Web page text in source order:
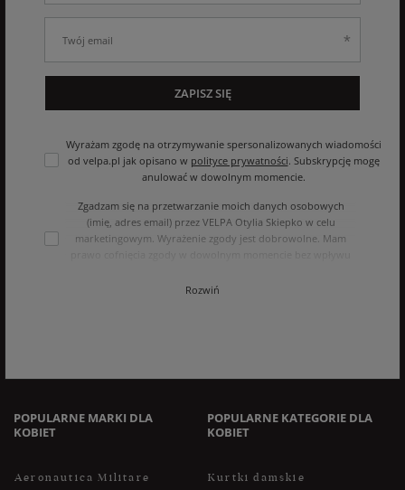
Wyrażam zgodę na otrzymywanie spersonalizowanych wiadomości
od velpa.pl jak opisano w polityce prywatności. Subskrypcję mogę
anulować w dowolnym momencie.
Zgadzam się na przetwarzanie moich danych osobowych
(imię, adres email) przez VELPA Otylia Skiepko w celu
marketingowym. Wyrażenie zgody jest dobrowolne. Mam
podstawie zgody przed jej cofnięciem. Mam prawo dostępu
Rozwiń
ZAPISZ SIĘ
POPULARNE MARKI DLA
KOBIET
Aeronautica Militare
POPULARNE KATEGORIE DLA
KOBIET
Kurtki damskie